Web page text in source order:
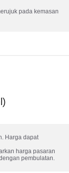
pada kemasan
Harga dapat
harga pasaran
pembulatan.